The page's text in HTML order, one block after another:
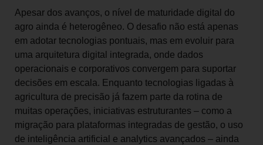
Apesar dos avanços, o nível de maturidade digital do
agro ainda é heterogêneo. O desafio não está apenas
em adotar tecnologias pontuais, mas em evoluir para
uma arquitetura digital integrada, onde dados
operacionais e corporativos convergem para suportar
decisões em escala. Enquanto tecnologias ligadas à
agricultura de precisão já fazem parte da rotina de
muitas operações, iniciativas estruturantes – como a
migração para plataformas integradas de gestão, o uso
de inteligência artificial e analytics avançados – ainda